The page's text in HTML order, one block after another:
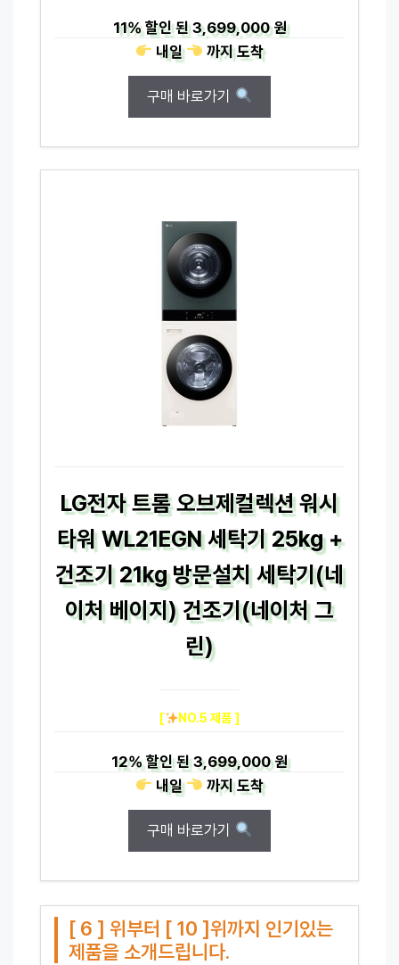
11%할인 된3,699,000 원
내일
까지도착
구매 바로가기
LG전자 트롬 오브제컬렉션 워시
타워 WL21EGN 세탁기 25kg +
건조기 21kg 방문설치 세탁기(네
이처 베이지) 건조기(네이처 그
린)
[ NO.5 제품 ]
12%할인 된3,699,000 원
내일
까지도착
구매 바로가기
[ 6 ] 위부터 [ 10 ]위까지 인기있는
제품을 소개드립니다.